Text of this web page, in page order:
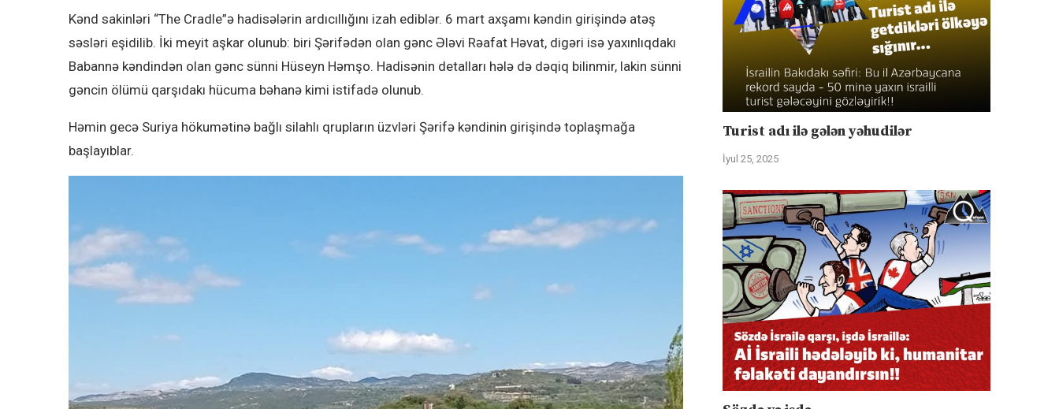
Kənd sakinləri “The Cradle”ə hadisələrin ardıcıllığını izah ediblər. 6 mart axşamı kəndin girişində atəş
səsləri eşidilib. İki meyit aşkar olunub: biri Şərifədən olan gənc Ələvi Rəafat Həvat, digəri isə yaxınlıqdakı
Babannə kəndindən olan gənc sünni Hüseyn Həmşo. Hadisənin detalları hələ də dəqiq bilinmir, lakin sünni
gəncin ölümü qarşıdakı hücuma bəhanə kimi istifadə olunub.
Həmin gecə Suriya hökumətinə bağlı silahlı qrupların üzvləri Şərifə kəndinin girişində toplaşmağa
başlayıblar.
Turist adı ilə gələn yəhudilər
İyul 25, 2025